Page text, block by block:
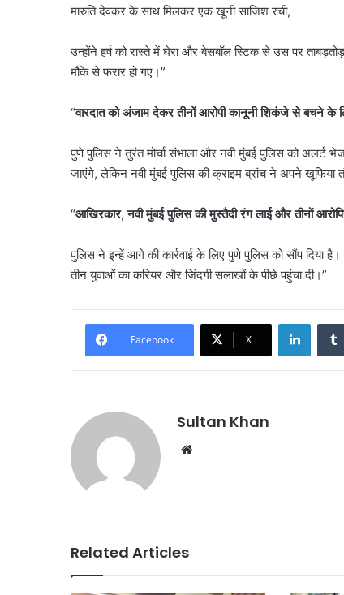
मारुति देवकर के साथ मिलकर एक खूनी साजिश रची,
उन्होंने हर्ष को रास्ते में घेरा और बेसबॉल स्टिक से उस पर
मौके से फरार हो गए।”
“वारदात को अंजाम देकर तीनों आरोपी कानूनी शिकंजे से बचने के
पुणे पुलिस ने तुरंत मोर्चा संभाला और नवी मुंबई पुलिस को
जाएंगे, लेकिन नवी मुंबई पुलिस की क्राइम ब्रांच ने अपने खूफिया
“आखिरकार, नवी मुंबई पुलिस की मुस्तैदी रंग लाई और तीनों
पुलिस ने इन्हें आगे की कार्रवाई के लिए पुणे पुलिस को सौंप
तीन युवाओं का करियर और जिंदगी सलाखों के पीछे पहुंचा दी।”
Facebook X
Sultan Khan
Related Articles